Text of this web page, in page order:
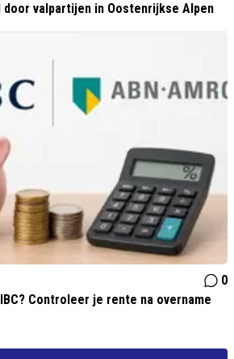
door valpartijen in Oostenrijkse Alpen
0
Controleer je rente na overname